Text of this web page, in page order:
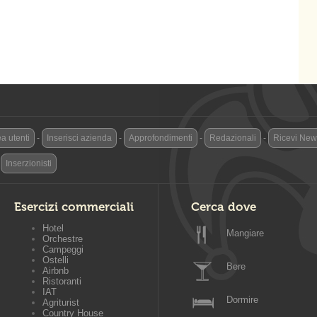
utenti - Inserisci azienda - Approfondimenti - Redazionali - Ricevi
Inserzionisti
Esercizi commerciali
Hotel
Orchestre
Campeggi
Ostelli
Airbnb
Ristoranti
IAT
Agriturist
Country House
Cerca dove
Mangiare
Bere
Dormire